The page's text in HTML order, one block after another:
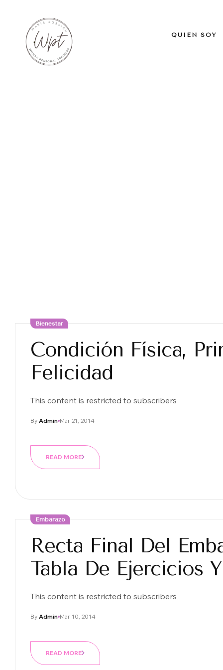
QUIÉN SOY
Bienestar
Condición Física,
Felicidad
This content is restricted to subscribers
Mar 21, 2014
By Admin
READ MORE
Embarazo
Recta Final Del
Tabla De Ejercicios
This content is restricted to subscribers
Mar 10, 2014
By Admin
READ MORE